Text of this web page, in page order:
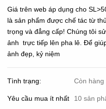
Giá trên web áp dụng cho
là sản phẩm được chế tác từ
trọng và đẳng cấp! Chúng tôi
ảnh trực tiếp lên pha lê. Để
ảnh đẹp, kỷ niệm
Tình trạng: Còn hàng
Yêu cầu mua ít nhất 10 sản